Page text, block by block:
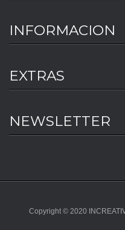
INFORMACION
EXTRAS
NEWSLETTER
Copyright © 2020